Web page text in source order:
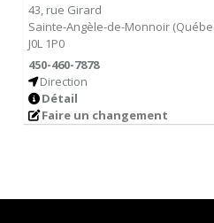
43, rue Girard
Sainte-Angèle-de-Monnoir (
J0L 1P0
450-460-7878
Direction
Détail
Faire un changement